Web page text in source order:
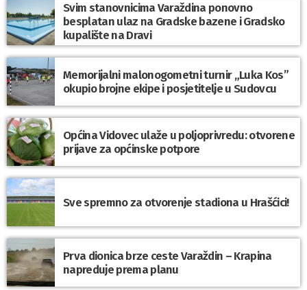
Svim stanovnicima Varaždina ponovno
besplatan ulaz na Gradske bazene i Gradsko
kupalište na Dravi
Memorijalni malonogometni turnir „Luka Kos”
okupio brojne ekipe i posjetitelje u Sudovcu
Općina Vidovec ulaže u poljoprivredu: otvorene
prijave za općinske potpore
Sve spremno za otvorenje stadiona u Hrašćici!
Prva dionica brze ceste Varaždin – Krapina
napreduje prema planu